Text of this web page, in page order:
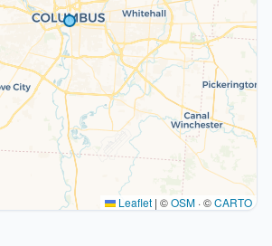
Leaflet | ©OSM · ©CARTO